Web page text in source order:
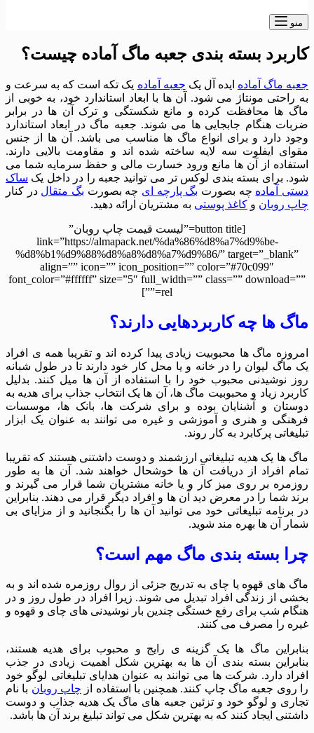
بسته بندی جعبه ماگ آماده چیست؟
ماگ آماده ایده آل یک جعبه آماده یک تکه است که به سرعت و
مونتاژ می شود. آن ها با ابعاد استاندارد خود، به خوبی از
ها محافظت کرده و مانع شکستگی و ترک آن ها در برابر
هنگام جابجایی ها می شوند. جعبه ماگ در ابعاد استاندارد
دارد و برای انواع ماگ ها مناسب می باشد. آن ها از جنس
ایفلوت سه لایه ساخته شده اند و مقاومت بالایی دارند.
از آن ها مانع ورود خسارت مالی و حفظ سرمایه شما می
برای بسته بندی لوکس تر می توانید جعبه را در داخل یک ساک
آماده
چه بصورتبگ پارچه ایچه بصورتبگ متقالدر کنار
روبان وکاغذ پوستیبه مشتریان ارائه دهید.
[button title=”لیست قیمت چاپ روبان”
link=”https://almapack.net/%da%86%d8%a7%d9%be-
%d8%b1%d9%88%d8%a8%d8%a7%d9%86/”
align=”” icon=”” icon_position=”” color=”#70c099″
font_color=”#ffffff” size=”5″ full_width=”” class=””
ها چه کاربردهایی دارند؟
ماگ ها محبوبیت زیادی پیدا کرده اند و تقریبا همه ی افراد
لیوان را در خانه و یا محل کار خود دارند تا در طول شبانه
نوشیدنی محبوب خود را با استفاده از آن ها میل کنند. بدلیل
زیاد و محبوبیت ماگ ها، آن ها یک انتخاب جذاب برای هدیه به
و آشنایان بوده و برای شرکت ها، بانک ها، موسسات
و هنری و آموزشی و غیره می توانند به عنوان یک ابزار
پرکابرد به کار روند.
ها یک هدیه تبلیغاتی ارزشمند و دوست داشتنی هستند که تقریبا
افراد از دریافت آن ها خوشحال خواهند شد. آن ها به طور
بر روی میز کار و یا خانه مشتریان شما قرار می گیرند و
شما را در معرض دید آن ها و افراد دیگر قرار می دهند. بنابراین
تبلیغاتی خود می توانید آن ها را بگنجانید و از مزایای بی
آن ها بهره مند شوید.
بسته بندی ماگ مهم است؟
های قهوه یا چای به تدریج جزئی از روال روزمره شده اند و به
از زندگی افراد تبدیل می شوند. زیرا افراد در طول روز و در
شب برای رفع خستگی چندین بار نوشیدنی های چای و قهوه و
را مصرف می کنند.
ماگ ها یک گزینه ی رایج و محبوب برای هدیه هستند،
بسته بندی آن ها به بهترین شکل اهمیت زیادی در جذب
دارد. شرکت ها می توانند به عنوان هدایای تبلیغاتی لوگو خود
جعبه ماگ چاپ کنند. همچنین با استفاده ازچاپ روبان با نام
و لوگو خود و تزئین جعبه های ماگ یک هدیه جذاب و دوست
ایجاد کنند که به بهترین شکل می تواند تبلیغ برند آن ها باشد.